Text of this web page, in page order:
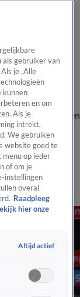
In de
insturen
ShopUitzending
als gebruiker van
je „Alle
kunnen
en om
Als je
intrekt,
We gebruiken
website goed te
menu op ieder
of om je
instellingen
overal
Raadpleeg
hier onze
Altijd actief